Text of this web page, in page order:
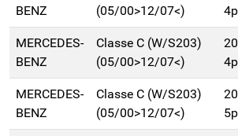
BENZ
(05/00>12/07<)
MERCEDES-
BENZ
Classe C (W/S203)
(05/00>12/07<)
MERCEDES-
BENZ
Classe C (W/S203)
(05/00>12/07<)